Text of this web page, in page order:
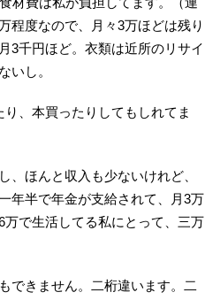
程度なので、月々3万ほどは残り
3千円ほど。衣類は近所のリサイ
いし。
、本買ったりしてもしれてま
、ほんと収入も少ないけれど、
年半で年金が支給されて、月3万
で生活してる私にとって、三万
できません。二桁違います。二